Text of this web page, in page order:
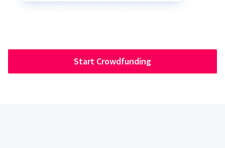
Start Crowdfunding